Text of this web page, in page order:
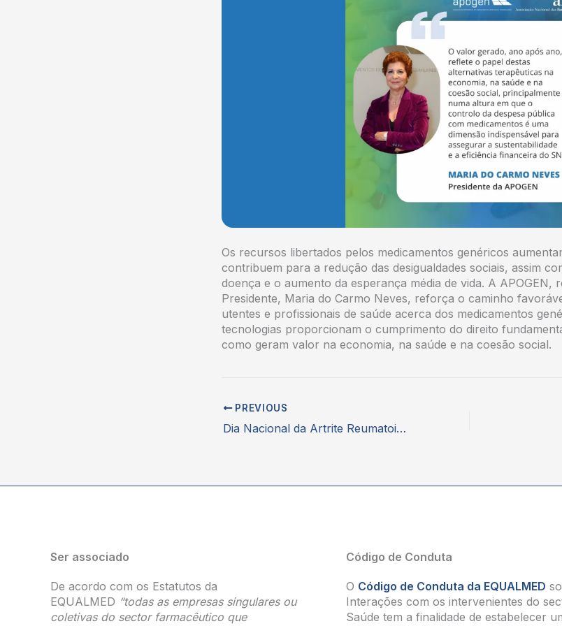
Os recursos libertados pelos medicamentos genéricos
contribuem para a redução das desigualdades sociais, assim
doença e o aumento da esperança média de vida. A APOGEN,
Presidente, Maria do Carmo Neves, reforça o caminho
utentes e profissionais de saúde acerca dos medicamentos
tecnologias proporcionam o cumprimento do direito
como geram valor na economia, na saúde e na coesão social.
PREVIOUS
Dia Nacional da Artrite Reumatoide
Ser associado
De acordo com os Estatutos da
EQUALMED “todas as empresas singulares ou
coletivas do sector farmacêutico que
Código de Conduta
O Código de Conduta da EQUALMED
Interações com os intervenientes do
Saúde tem a finalidade de estabelecer